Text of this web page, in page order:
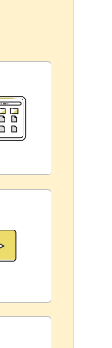
ます！